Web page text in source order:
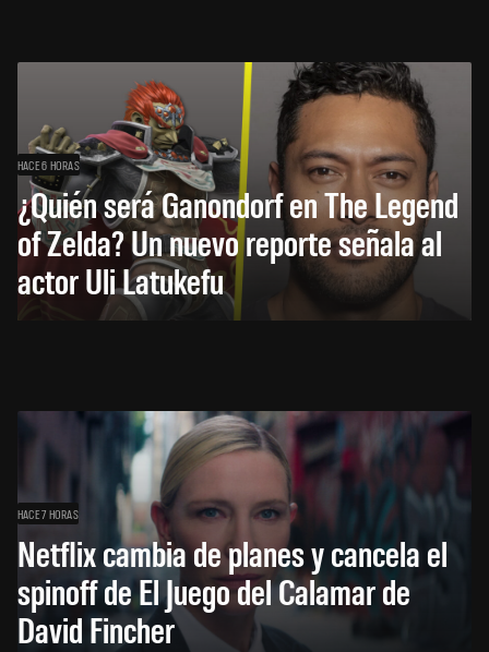
HACE 6 HORAS
¿Quién será Ganondorf en The Legend
of Zelda? Un nuevo reporte señala al
actor Uli Latukefu
HACE 7 HORAS
Netflix cambia de planes y cancela el
spinoff de El Juego del Calamar de
David Fincher